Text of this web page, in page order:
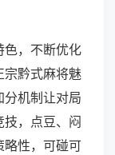
色，不断优化
宗黔式麻将魅
分机制让对局
，点豆、闷
略性，可碰可